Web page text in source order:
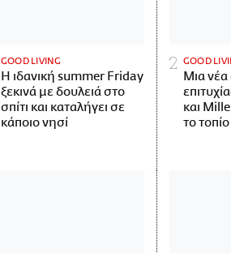
GOOD LIVING
Η ιδανική summer Friday
ξεκινά με δουλειά στο
σπίτι και καταλήγει σε
κάποιο νησί
GOOD
Μια νέα
και
το